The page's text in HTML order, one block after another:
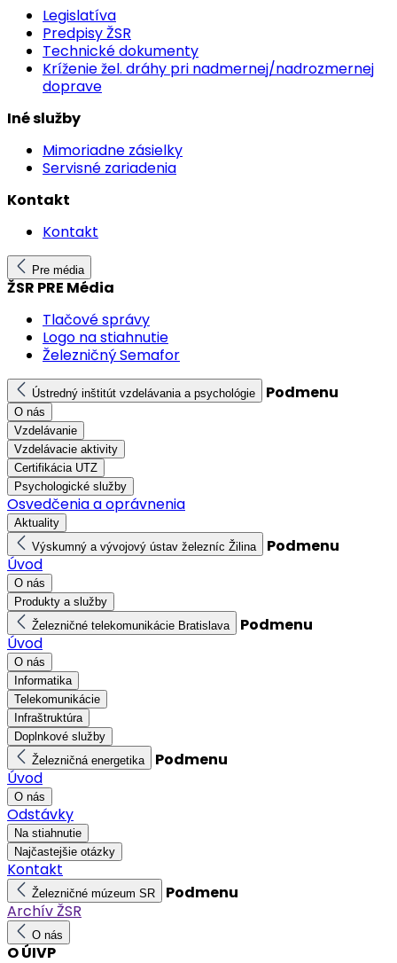
Legislatíva
Predpisy ŽSR
Technické dokumenty
Kríženie žel. dráhy pri nadmernej/nadrozmernej
doprave
Iné služby
Mimoriadne zásielky
Servisné zariadenia
Kontakt
Kontakt
Pre média
ŽSR PRE Média
Tlačové správy
Logo na stiahnutie
Železničný Semafor
Ústredný inštitút vzdelávania a psychológie Podmenu
O nás
Vzdelávanie
Vzdelávacie aktivity
Certifikácia UTZ
Psychologické služby
Osvedčenia a oprávnenia
Aktuality
Výskumný a vývojový ústav železníc Žilina
Podmenu
Úvod
O nás
Produkty a služby
Železničné telekomunikácie Bratislava
Podmenu
Úvod
O nás
Informatika
Telekomunikácie
Infraštruktúra
Doplnkové služby
Železničná energetika
Podmenu
Úvod
O nás
Odstávky
Na stiahnutie
Najčastejšie otázky
Kontakt
Železničné múzeum SR
Podmenu
Archív ŽSR
O nás
O ÚIVP